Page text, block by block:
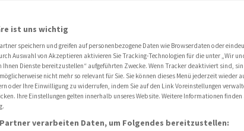
CFO Lukas Brosi
ist uns wichtig
speichern und greifen auf personenbezogene Daten wie Browserdaten oder
Auswahl von Akzeptieren aktivieren Sie Tracking-Technologien für die unter „Wir
Ihnen Dienste bereitzustellen“ aufgeführten Zwecke. Wenn Tracker deaktiviert sind,
nicht mehr so relevant für Sie. Sie können dieses Menü jederzeit wieder
oder Ihre Einwilligung zu widerrufen, indem Sie auf den Link Voreinstellungen
Ihre Einstellungen gelten innerhalb unseres Website. Weitere Informationen finden
verarbeiten Daten, um Folgendes bereitzustellen: